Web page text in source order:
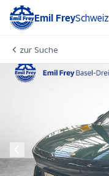
Emil FreySchweiz
zur Suche